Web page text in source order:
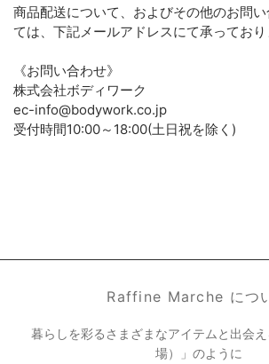
商品配送について、およびその他のお問
ては、下記メールアドレスにて承っており
《お問い合わせ》
株式会社ボディワーク
ec-info@bodywork.co.jp
受付時間10:00～ 18:00(土日祝を除く )
Raffine Marche につ
暮らしを彩るさまざまなアイテムと出会
場）」のように